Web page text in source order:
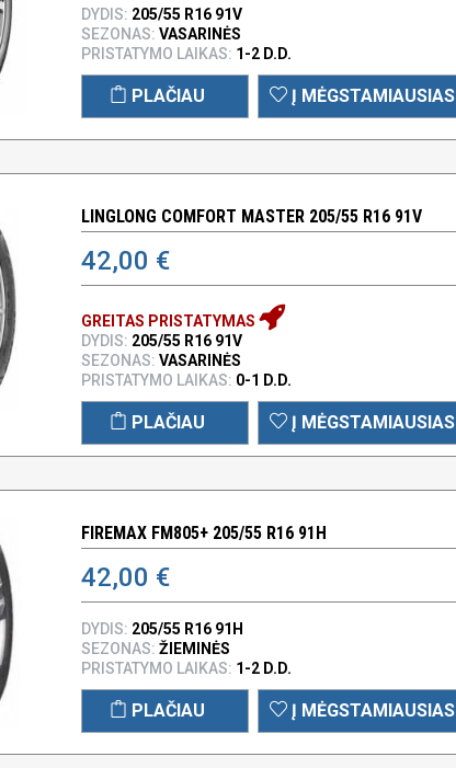
DYDIS: 205/55 R16 91V
SEZONAS: VASARINĖS
PRISTATYMO LAIKAS: 1-2 D.D.
PLAČIAU Į MĖGSTAMIAUSIAS
LINGLONG COMFORT MASTER 205/55 R16 91V
42,00 €
GREITAS PRISTATYMAS
DYDIS: 205/55 R16 91V
SEZONAS: VASARINĖS
PRISTATYMO LAIKAS: 0-1 D.D.
PLAČIAU Į MĖGSTAMIAUSIAS
FIREMAX FM805+ 205/55 R16 91H
42,00 €
DYDIS: 205/55 R16 91H
SEZONAS: ŽIEMINĖS
PRISTATYMO LAIKAS: 1-2 D.D.
PLAČIAU Į MĖGSTAMIAUSIAS